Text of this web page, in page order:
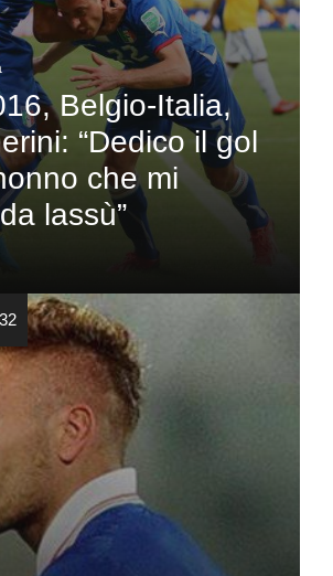
Belgio-Italia,
“Dedico il gol
che mi
lassù”